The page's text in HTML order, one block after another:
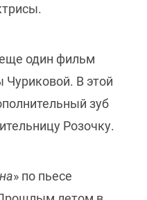
один фильм
В этой
зуб
Розочку.
» по пьесе